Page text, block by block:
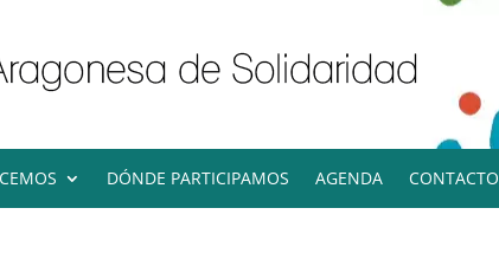
DÓNDE PARTICIPAMOS AGENDA CONTACTO